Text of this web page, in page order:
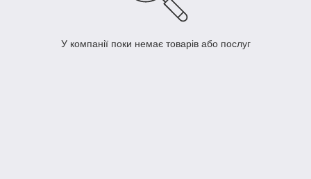
У компанії поки немає товарів або послуг